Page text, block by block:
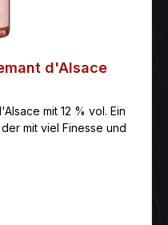
d'Alsace
mit 12 % vol. Ein
mit viel Finesse und